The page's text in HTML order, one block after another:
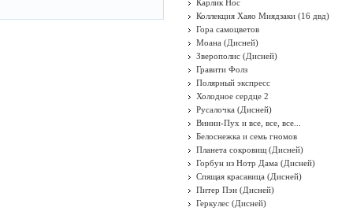
Карлик Нос
Коллекция Хаяо Миядзаки (16 двд)
Гора самоцветов
Моана (Дисней)
Зверополис (Дисней)
Гравити Фолз
Полярный экспресс
Холодное сердце 2
Русалочка (Дисней)
Винни-Пух и все, все, все...
Белоснежка и семь гномов
Планета сокровищ (Дисней)
Горбун из Нотр Дама (Дисней)
Спящая красавица (Дисней)
Питер Пэн (Дисней)
Геркулес (Дисней)